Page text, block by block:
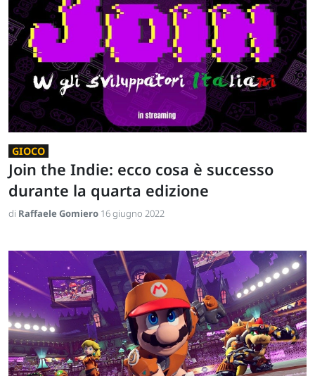
GIOCO
Join the Indie: ecco cosa è successo
durante la quarta edizione
di Raffaele Gomiero 16 giugno 2022